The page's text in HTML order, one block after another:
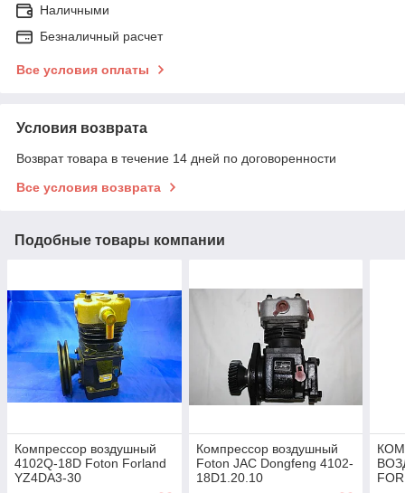
Наличными
Безналичный расчет
Все условия оплаты
Условия возврата
Возврат товара в течение 14 дней по договоренности
Все условия возврата
Подобные товары компании
Компрессор воздушный
4102Q-18D Foton Forland
YZ4DA3-30
Компрессор воздушный
Foton JAC Dongfeng 4102-
18D1.20.10